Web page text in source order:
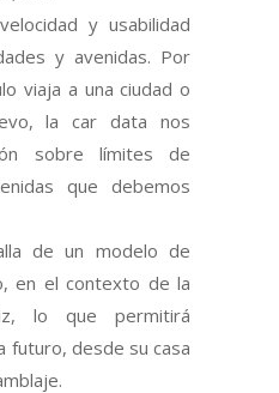
y usabilidad
y avenidas. Por
viaja a una ciudad o
la car data nos
sobre límites de
que debemos
de un modelo de
en el contexto de la
lo que permitirá
futuro, desde su casa